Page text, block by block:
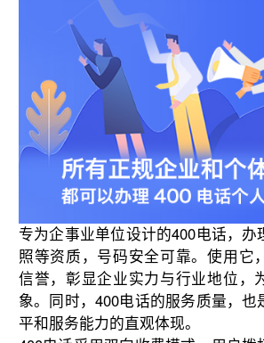
专为企事业单位设计的400电话，
照等资质，号码安全可靠。使用它
信誉，彰显企业实力与行业地位，
象。同时，400电话的服务质量，也
平和服务能力的直观体现。